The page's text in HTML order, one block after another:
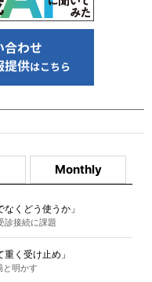
Monthly
くどう使うか」
診接続に課題
く受け止め」
と明かす